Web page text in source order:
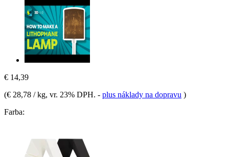
€ 14,39
(€ 28,78 / kg, vr. 23% DPH. - plus náklady na dopravu )
Farba: